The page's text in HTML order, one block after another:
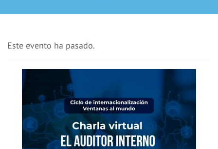
Este evento ha pasado.